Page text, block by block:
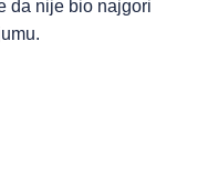
da nije bio najgori